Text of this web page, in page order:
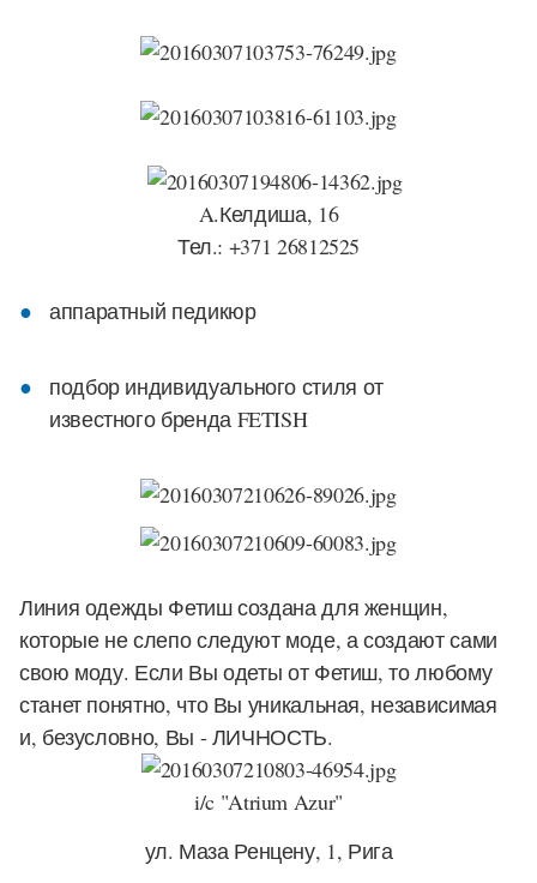
A.Келдиша, 16
Тел.: +371 26812525
аппаратный педикюр
подбор индивидуального стиля от
известного бренда FETISH
Линия одежды Фетиш создана для женщин,
которые не слепо следуют моде, а создают сами
свою моду. Если Вы одеты от Фетиш, то любому
станет понятно, что Вы уникальная, независимая
и, безусловно, Вы - ЛИЧНОСТЬ.
i/c "Atrium Azur"
ул. Маза Ренцену, 1, Рига